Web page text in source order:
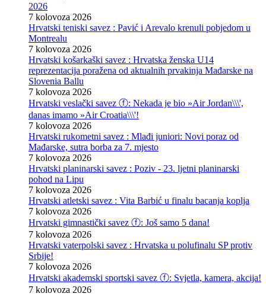
2026
7 kolovoza 2026
Hrvatski teniski savez : Pavić i Arevalo krenuli pobjedom u
Montrealu
7 kolovoza 2026
Hrvatski košarkaški savez : Hrvatska ženska U14
reprezentacija poražena od aktualnih prvakinja Mađarske na
Slovenia Ballu
7 kolovoza 2026
Hrvatski veslački savez ⓕ: Nekada je bio »Air Jordan\\\',
danas imamo »Air Croatia\\\'!
7 kolovoza 2026
Hrvatski rukometni savez : Mlađi juniori: Novi poraz od
Mađarske, sutra borba za 7. mjesto
7 kolovoza 2026
Hrvatski planinarski savez : Poziv - 23. ljetni planinarski
pohod na Lipu
7 kolovoza 2026
Hrvatski atletski savez : Vita Barbić u finalu bacanja koplja
7 kolovoza 2026
Hrvatski gimnastički savez ⓕ: Još samo 5 dana!
7 kolovoza 2026
Hrvatski vaterpolski savez : Hrvatska u polufinalu SP protiv
Srbije!
7 kolovoza 2026
Hrvatski akademski sportski savez ⓕ: Svjetla, kamera, akcija!
7 kolovoza 2026